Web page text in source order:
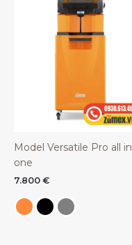
Model Versatile Pro all in
one
7.800 €